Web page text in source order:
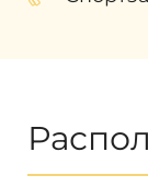
парки,